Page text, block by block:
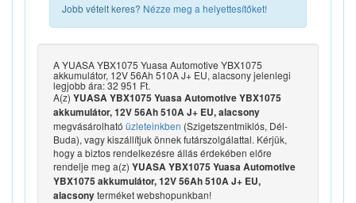
Jobb vételt keres? Nézze meg a helyettesítőket!
A YUASA YBX1075 Yuasa Automotive YBX1075
akkumulátor, 12V 56Ah 510A J+ EU, alacsony jelenlegi
legjobb ára: 32 951 Ft.
A(z) YUASA YBX1075 Yuasa Automotive YBX1075
akkumulátor, 12V 56Ah 510A J+ EU, alacsony
megvásárolható üzleteinkben (Szigetszentmiklós, Dél-
Buda), vagy kiszállítjuk önnek futárszolgálattal. Kérjük,
hogy a biztos rendelkezésre állás érdekében előre
rendelje meg a(z) YUASA YBX1075 Yuasa Automotive
YBX1075 akkumulátor, 12V 56Ah 510A J+ EU,
alacsonyterméket webshopunkban!